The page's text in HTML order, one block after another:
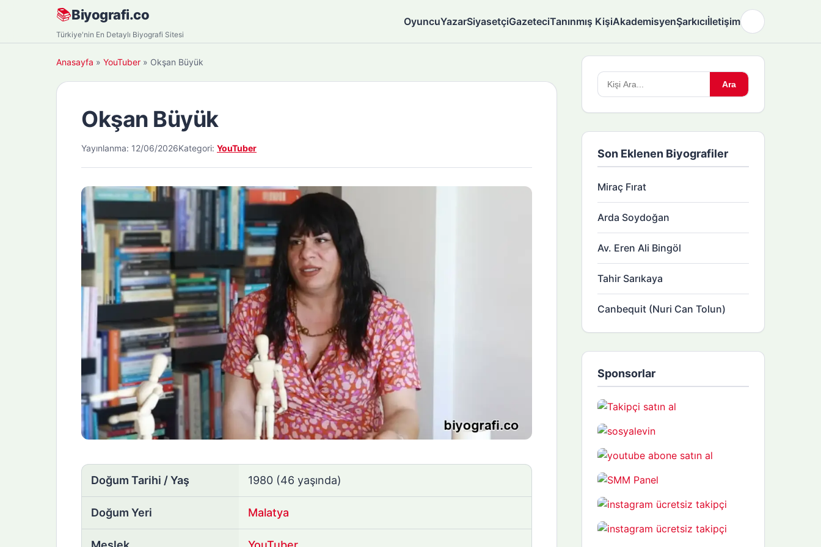
📚Biyografi.co
Türkiye'nin En Detaylı Biyografi Sitesi
OyuncuYazarSiyasetçiGazeteciTanınmış KişiAkademisyenŞarkıcıİletişim
Anasayfa » YouTuber » Okşan Büyük
Okşan Büyük
Yayınlanma: 12/06/2026Kategori: YouTuber
Doğum Tarihi / Yaş 1980 (46 yaşında)
Doğum Yeri Malatya
Arama
yapın:
Ara
Son Eklenen Biyografiler
Miraç Fırat
Arda Soydoğan
Av. Eren Ali Bingöl
Tahir Sarıkaya
Canbequit (Nuri Can Tolun)
Sponsorlar